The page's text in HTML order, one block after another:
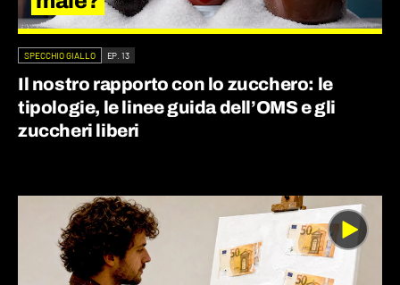
SPECCHIO GIALLO EP. 13
Il nostro rapporto con lo zucchero: le
tipologie, le linee guida dell’OMS e gli
zuccheri liberi